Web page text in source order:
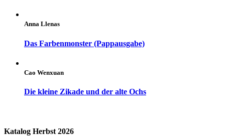
Anna Llenas
Das Farbenmonster (Pappausgabe)
Cao Wenxuan
Die kleine Zikade und der alte Ochs
Katalog Herbst 2026